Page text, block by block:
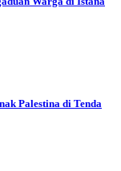
Palestina di Tenda